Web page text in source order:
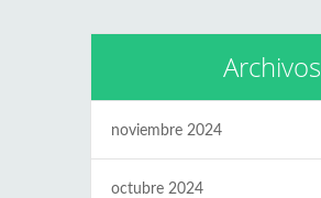
Archivos
noviembre 2024
octubre 2024